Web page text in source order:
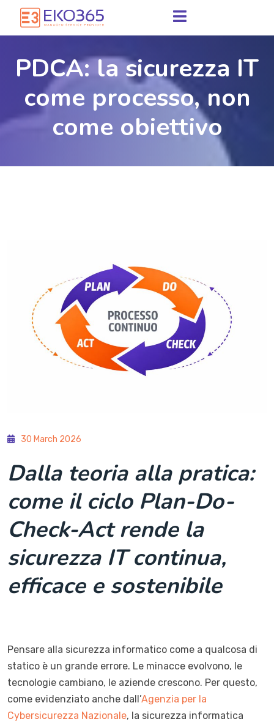
PDCA: la sicurezza IT
come processo, non
come obiettivo
30 March 2026
Dalla teoria alla pratica:
come il ciclo Plan-Do-
Check-Act rende la
sicurezza IT continua,
efficace e sostenibile
Pensare alla sicurezza informatico come a qualcosa di
statico è un grande errore. Le minacce evolvono, le
tecnologie cambiano, le aziende crescono. Per questo,
come evidenziato anche dall’Agenzia per la
Cybersicurezza Nazionale, la sicurezza informatica